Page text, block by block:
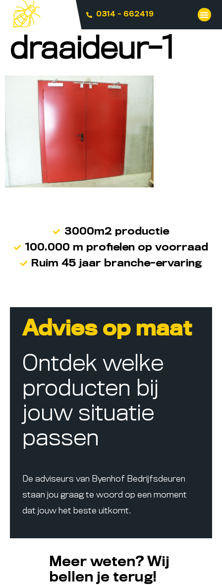
0314 - 662419
draaideur-1
3000m2 productie
100.000 m profielen op voorraad
Ruim 45 jaar branche-ervaring
Advies op maat
Ontdek welke
producten bij
jouw situatie
passen
De adviseurs van Byenhof Bedrijfsdeuren
staan jou graag te woord op een moment
dat jouw het beste uitkomt.
Meer weten? Wij
bellen je terug!